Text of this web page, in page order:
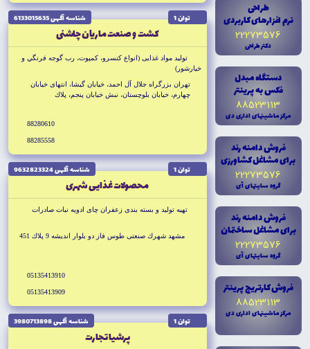
طراحى
نرم افزارهاى کاربردى
22273576
دکتر طراحى
دستگاه مبدل
فکس به پرينتر
88523113
مرکز ماشينهاى ادارى دى
فروش دامنه رند
براى مشاغل کشاورزى
22273576
گروه سايتهاى آى
فروش دامنه رند
براى مشاغل ساختمان
22273576
گروه سايتهاى آى
فروش کارتريج پرينتر
88523113
مرکز ماشينهاى ادارى دى
توان 1 شناسه آگهى 6133015635
كشت و صنعت ماريان چاشنى
توليد مواد غذايى (انواع كنسرو، كمپوت، رب گوجه فرنگي و
خيارشور)
تهران بزرگراه جلال آل احمد، خيابان گيشا، انتهاى خيابان
چهارم، خيابان بلوچستان، نبش خيابان پنجم، پلاك
88280610
88285558
توان 1 شناسه آگهى 9632823324
محصولات غذايى شهرى
تهيه توليد و بسته بندى زعفران چاى ادويه نبات صادرات
مشهد شهرك صنعتى طوس فاز دو بلوار انديشه 9 پلاك 451
05135413910
05135413909
توان 1 شناسه آگهى 3980713898
پرشيا تجارت